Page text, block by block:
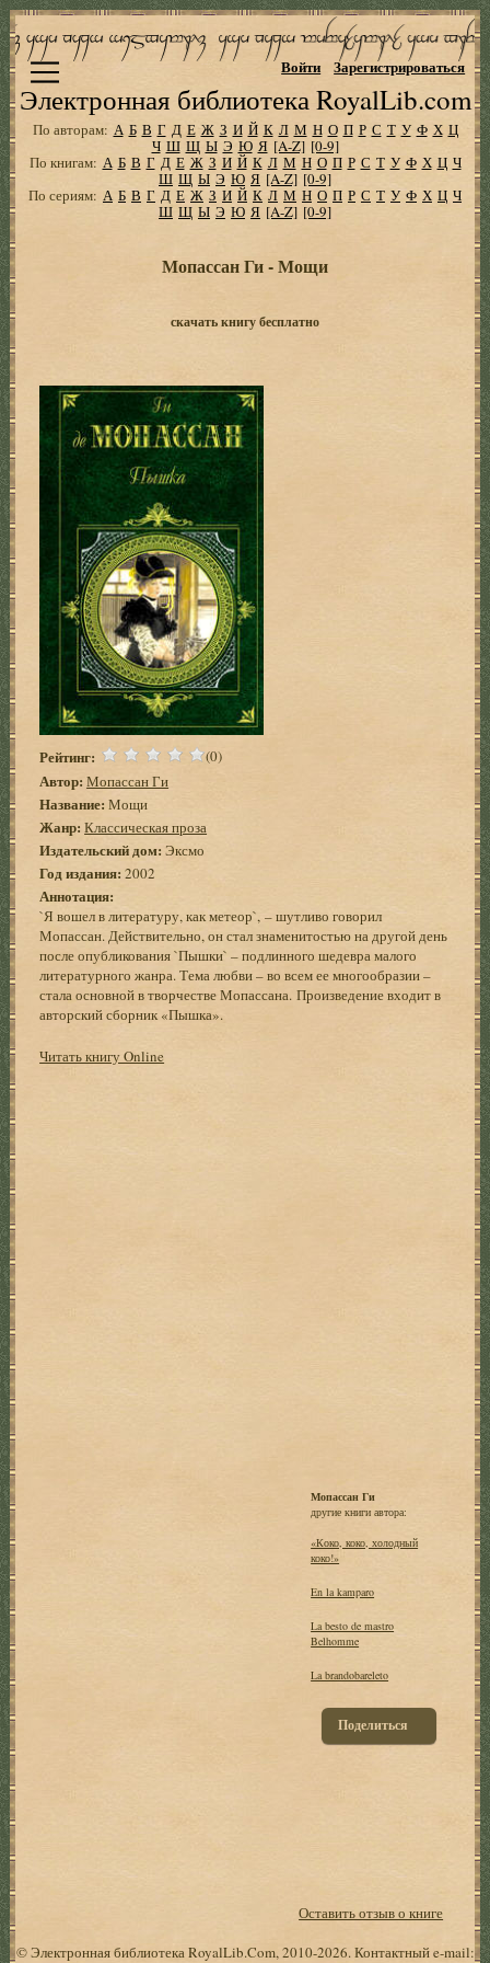
Электронная библиотека RoyalLib.com
Войти Зарегистрироваться
По авторам: А Б В Г Д Е Ж З И Й К Л М Н О П Р С Т У Ф Х Ц
Ч Ш Щ Ы Э Ю Я [A-Z] [0-9]
По книгам: А Б В Г Д Е Ж З И Й К Л М Н О П Р С Т У Ф Х Ц Ч
Ш Щ Ы Э Ю Я [A-Z] [0-9]
По сериям: А Б В Г Д Е Ж З И Й К Л М Н О П Р С Т У Ф Х Ц Ч
Ш Щ Ы Э Ю Я [A-Z] [0-9]
Мопассан Ги - Мощи
скачать книгу бесплатно
Рейтинг: (0)
Автор: Мопассан Ги
Название: Мощи
Жанр: Классическая проза
Издательский дом: Эксмо
Год издания: 2002
Аннотация:
`Я вошел в литературу, как метеор`, – шутливо говорил
Мопассан. Действительно, он стал знаменитостью на другой день
после опубликования `Пышки` – подлинного шедевра малого
литературного жанра. Тема любви – во всем ее многообразии –
стала основной в творчестве Мопассана. Произведение входит в
авторский сборник «Пышка».
Читать книгу Online
Мопассан Ги
другие книги автора:
«Коко, коко, холодный
коко!»
En la kamparo
La besto de mastro
Belhomme
La brandobareleto
Поделиться
Оставить отзыв о книге
© Электронная библиотека RoyalLib.Com, 2010-2026. Контактный e-mail: